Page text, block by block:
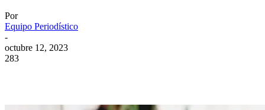
Por
Equipo Periodístico
-
octubre 12, 2023
283